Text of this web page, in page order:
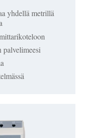
yhdellä metrillä
palvelimeesi